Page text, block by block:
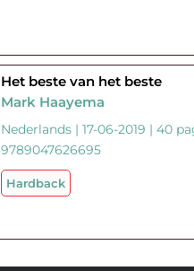
Het beste van het beste
Mark Haayema
Nederlands | 17-06-2019 | 40
9789047626695
Hardback